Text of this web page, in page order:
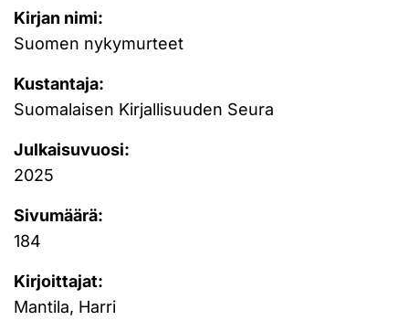
Kirjan nimi:
Suomen nykymurteet
Kustantaja:
Suomalaisen Kirjallisuuden Seura
Julkaisuvuosi:
2025
Sivumäärä:
184
Kirjoittajat:
Mantila, Harri